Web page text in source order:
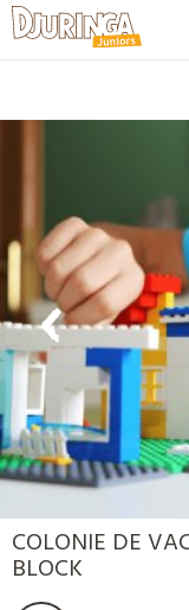
COLONIE DE
BLOCK